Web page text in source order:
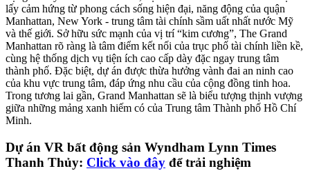
lấy cảm hứng từ phong cách sống hiện đại, năng động của quận
Manhattan, New York - trung tâm tài chính sầm uất nhất nước Mỹ
và thế giới. Sở hữu sức mạnh của vị trí “kim cương”, The Grand
Manhattan rõ ràng là tâm điểm kết nối của trục phố tài chính liền kề,
cùng hệ thống dịch vụ tiện ích cao cấp dày đặc ngay trung tâm
thành phố. Đặc biệt, dự án được thừa hưởng vành đai an ninh cao
của khu vực trung tâm, đáp ứng nhu cầu của cộng đồng tinh hoa.
Trong tương lai gần, Grand Manhattan sẽ là biểu tượng thịnh vượng
giữa những mảng xanh hiếm có của Trung tâm Thành phố Hồ Chí
Minh.
Dự án VR bất động sản Wyndham Lynn Times
Thanh Thủy: Click vào đây để trải nghiệm